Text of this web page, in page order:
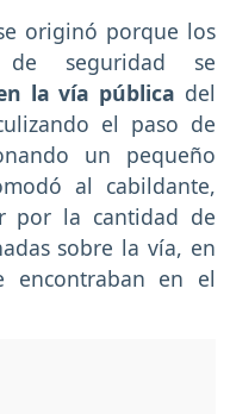
originó porque los
de seguridad se
la vía pública del
el paso de
un pequeño
al cabildante,
por la cantidad de
sobre la vía, en
encontraban en el